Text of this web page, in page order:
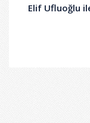
Elif Ufluoğlu